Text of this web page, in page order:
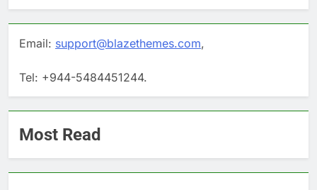
Email: support@blazethemes.com,
Tel: +944-5484451244.
Most Read